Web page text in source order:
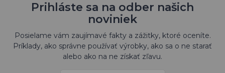
Prihláste sa na odber našich
noviniek
Posielame vám zaujímavé fakty a zážitky, ktoré oceníte.
Príklady, ako správne používať výrobky, ako sa o ne starať
alebo ako na ne získať zľavu.